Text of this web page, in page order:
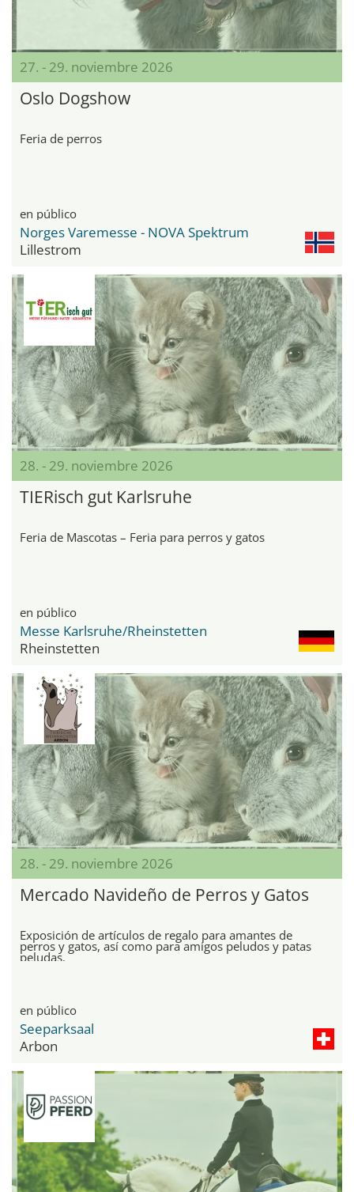
27. - 29. noviembre 2026
Oslo Dogshow
Feria de perros
en público
Norges Varemesse - NOVA Spektrum
Lillestrom
28. - 29. noviembre 2026
TIERisch gut Karlsruhe
Feria de Mascotas – Feria para perros y gatos
en público
Messe Karlsruhe/Rheinstetten
Rheinstetten
28. - 29. noviembre 2026
Mercado Navideño de Perros y Gatos
Exposición de artículos de regalo para amantes de
perros y gatos, así como para amigos peludos y patas
peludas.
en público
Seeparksaal
Arbon